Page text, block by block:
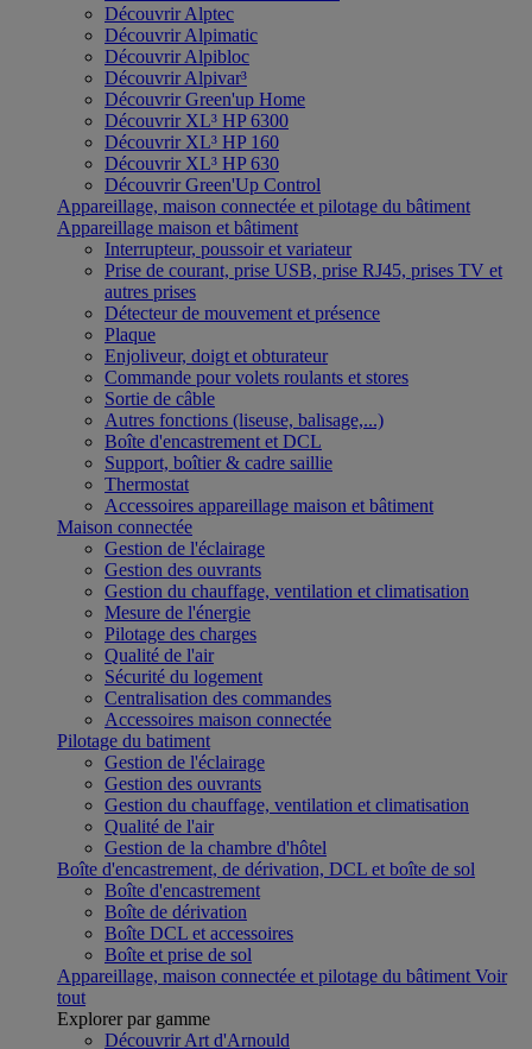
Découvrir Alptec
Découvrir Alpimatic
Découvrir Alpibloc
Découvrir Alpivar³
Découvrir Green'up Home
Découvrir XL³ HP 6300
Découvrir XL³ HP 160
Découvrir XL³ HP 630
Découvrir Green'Up Control
Appareillage, maison connectée et pilotage du bâtiment
Appareillage maison et bâtiment
Interrupteur, poussoir et variateur
Prise de courant, prise USB, prise RJ45, prises TV et
autres prises
Détecteur de mouvement et présence
Plaque
Enjoliveur, doigt et obturateur
Commande pour volets roulants et stores
Sortie de câble
Autres fonctions (liseuse, balisage,...)
Boîte d'encastrement et DCL
Support, boîtier & cadre saillie
Thermostat
Accessoires appareillage maison et bâtiment
Maison connectée
Gestion de l'éclairage
Gestion des ouvrants
Gestion du chauffage, ventilation et climatisation
Mesure de l'énergie
Pilotage des charges
Qualité de l'air
Sécurité du logement
Centralisation des commandes
Accessoires maison connectée
Pilotage du batiment
Gestion de l'éclairage
Gestion des ouvrants
Gestion du chauffage, ventilation et climatisation
Qualité de l'air
Gestion de la chambre d'hôtel
Boîte d'encastrement, de dérivation, DCL et boîte de sol
Boîte d'encastrement
Boîte de dérivation
Boîte DCL et accessoires
Boîte et prise de sol
Appareillage, maison connectée et pilotage du bâtiment Voir
tout
Explorer par gamme
Découvrir Art d'Arnould